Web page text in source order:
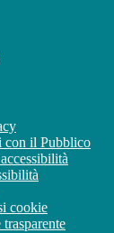
il Pubblico
cookie